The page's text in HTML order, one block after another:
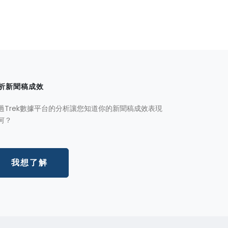
新聞稿成效
Trek數據平台的分析讓您知道你的新聞稿成效表現
？
我想了解